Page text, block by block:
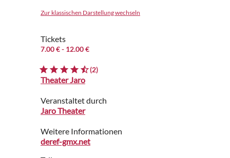
Zur klassischen Darstellung wechseln
Tickets
7.00 €- 12.00 €
(2)
Theater Jaro
Veranstaltet durch
Jaro Theater
Weitere Informationen
deref-gmx.net